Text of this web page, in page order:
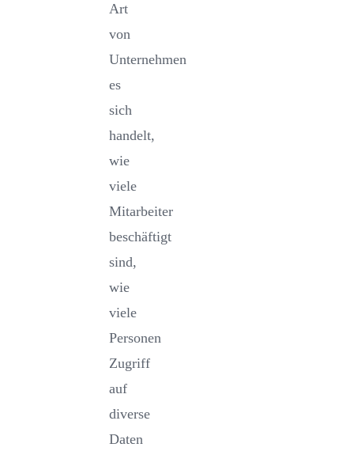
Art
von
Unternehmen
es
sich
handelt,
wie
viele
Mitarbeiter
beschäftigt
sind,
wie
viele
Personen
Zugriff
auf
diverse
Daten